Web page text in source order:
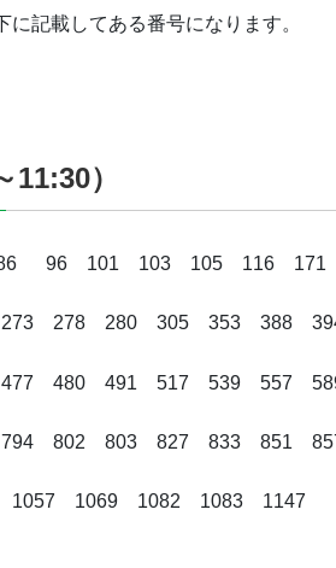
記載してある番号になります。
）
101 103 105 116 171
278 280 305 353 388
480 491 517 539 557
802 803 827 833 851
1069 1082 1083 1147